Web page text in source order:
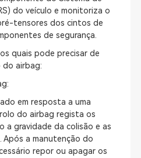
do veículo e monitoriza o
tensores dos cintos de
de segurança.
quais pode precisar de
do airbag:
em resposta a uma
do airbag regista os
a gravidade da colisão e as
Após a manutenção do
repor ou apagar os